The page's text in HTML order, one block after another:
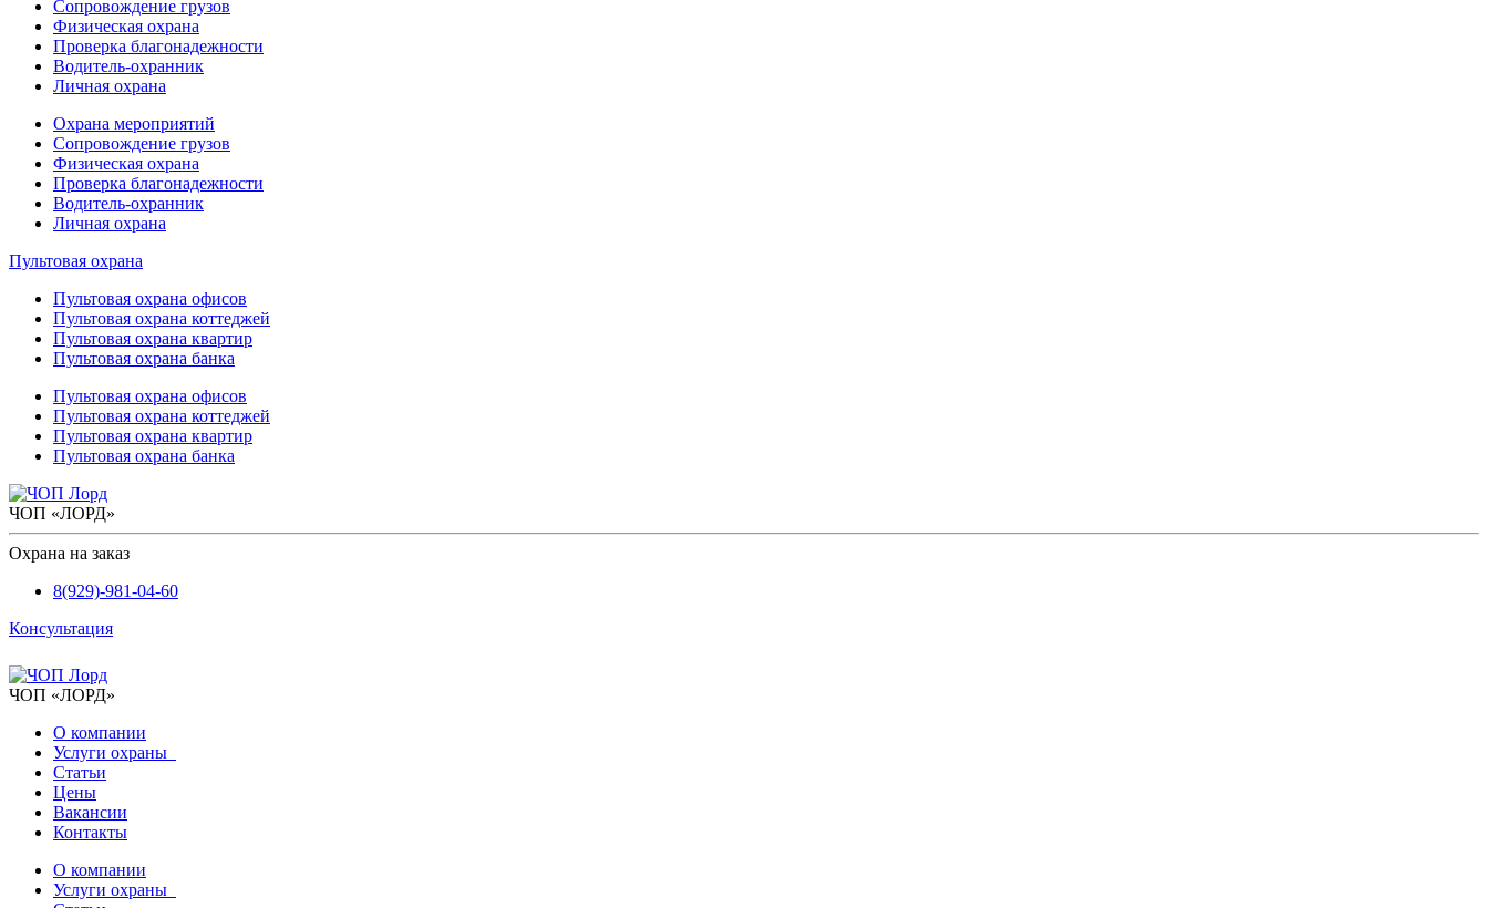
Сопровождение грузов
Физическая охрана
Проверка благонадежности
Водитель-охранник
Личная охрана
Охрана мероприятий
Сопровождение грузов
Физическая охрана
Проверка благонадежности
Водитель-охранник
Личная охрана
Пультовая охрана
Пультовая охрана офисов
Пультовая охрана коттеджей
Пультовая охрана квартир
Пультовая охрана банка
Пультовая охрана офисов
Пультовая охрана коттеджей
Пультовая охрана квартир
Пультовая охрана банка
ЧОП «ЛОРД»
Охрана на заказ
8(929)-981-04-60
Консультация
ЧОП «ЛОРД»
О компании
Услуги охраны
Статьи
Цены
Вакансии
Контакты
О компании
Услуги охраны